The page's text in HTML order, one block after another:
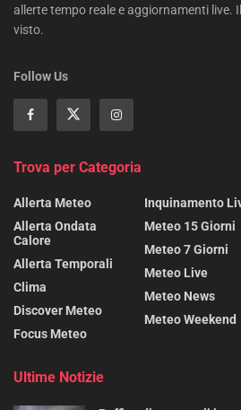
allerte tempo reale e aggiornamenti live.
visto.
Follow Us
Trova per Categoria
Allerta Meteo
Allerta Ondata
Calore
Allerta Temporali
Clima
Discover Meteo
Focus Meteo
Inquinamento
Meteo 15 Giorni
Meteo 7 Giorni
Meteo Live
Meteo News
Meteo Weekend
Ultime Notizie